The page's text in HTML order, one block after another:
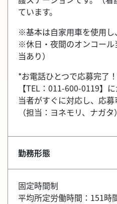
ています。
※基本は自家用車を使用し
※休日・夜間のオンコー
当あり）
*お電話ひとつで応募完了
【TEL：011-600-0119】
当者がすぐに対応し、応募
（担当：ヨネモリ、ナガタ）
勤務形態
固定時間制
平均所定労働時間：151時